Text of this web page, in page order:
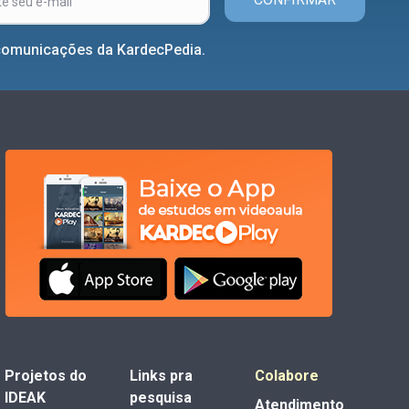
da KardecPedia.
Projetos do
IDEAK
Links pra
pesquisa
Colabore
Atendimento